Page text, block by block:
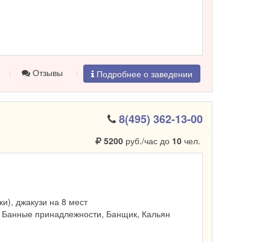
Отзывы Подробнее о заведении
8(495) 362-13-00
5200руб./час до 10чел.
джакузи на 8 мест
принадлежности, Банщик, Кальян